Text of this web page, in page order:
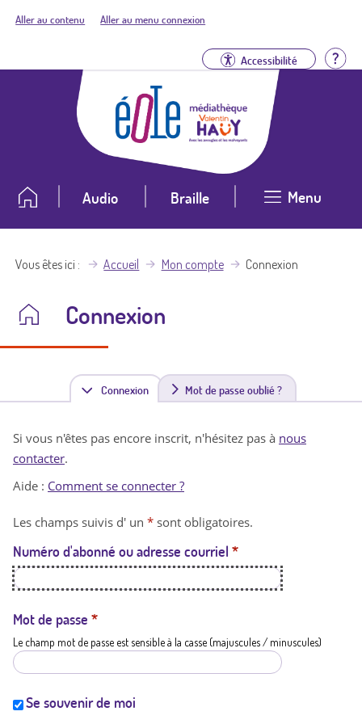
Aller au contenu Aller au menu connexion
Accessibilité
Audio Braille Menu
Vous êtes ici Accueil Mon compte Connexion
Connexion
Connexion(
n
t
a
t
i
Mot de passe oublié ?
Si vous n'êtes pas encore inscrit, n'hésitez pas à nous
contacter.
Aide : Comment se connecter ?
Les champs suivis d' un * sont obligatoires.
Numéro d'abonné ou adresse courriel *
Mot de passe *
Le champ mot de passe est sensible à la casse (majuscules / minuscules)
Se souvenir de moi